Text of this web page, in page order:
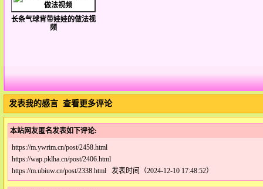
长条气球背带娃娃的做法视
频
发表我的感言 查看更多评论
本站网友匿名发表如下评论:
https://m.ywrim.cn/post/2458.html
https://wap.pklha.cn/post/2406.html
https://m.ubiuw.cn/post/2338.html 发表时间（2024-12-10 17:48:52）